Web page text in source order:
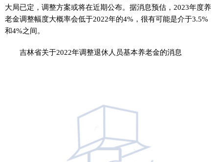
大局已定，调整方案或将在近期公布。据消息预估，2023年度养
老金调整幅度大概率会低于2022年的4%，很有可能是介于3.5%
和4%之间。
吉林省关于2022年调整退休人员基本养老金的消息